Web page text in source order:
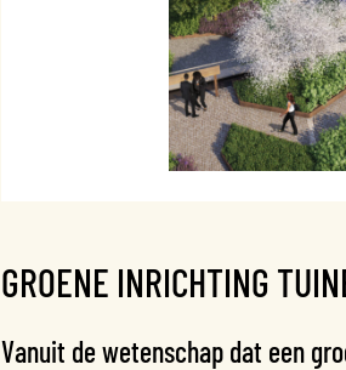
GROENE INRICHTING
Vanuit de wetenschap dat een